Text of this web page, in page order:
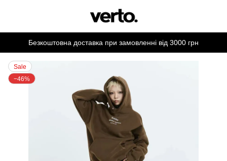
Безкоштовна доставка при замовленні від 3000 грн
Sale
−46%